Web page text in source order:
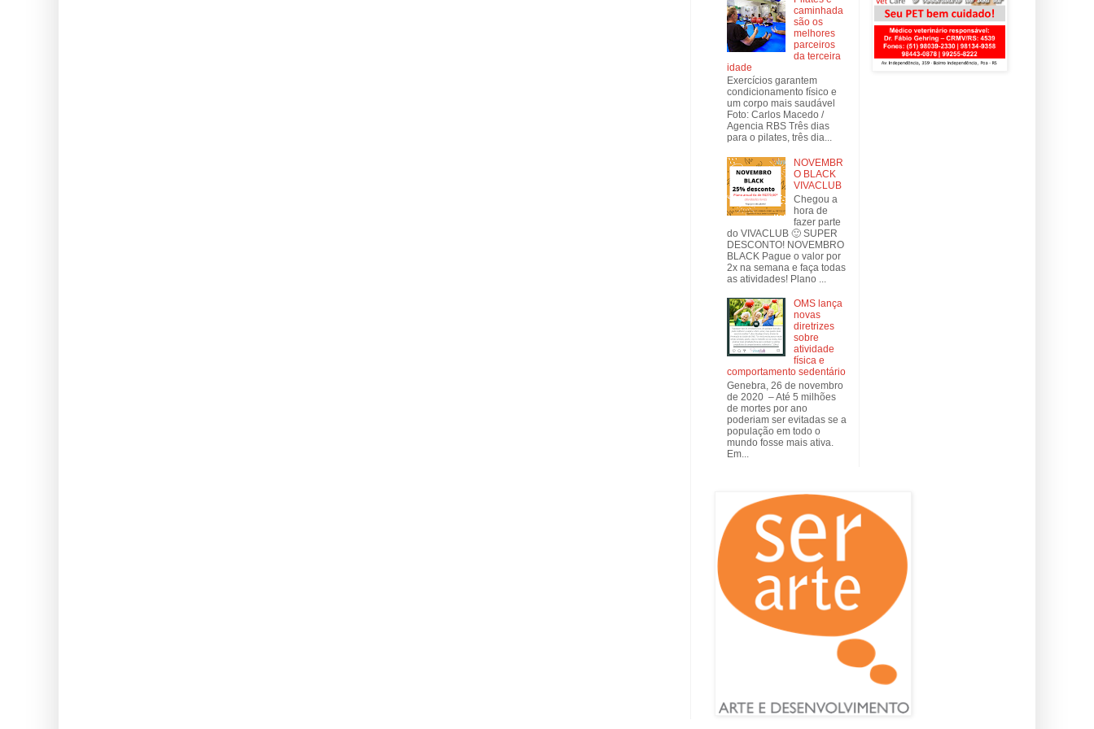
caminhada
são os
melhores
parceiros
da terceira
idade
Exercícios garantem
condicionamento físico e
um corpo mais saudável
Foto: Carlos Macedo /
Agencia RBS Três dias
para o pilates, três dia...
NOVEMBR
O BLACK
VIVACLUB
Chegou a
hora de
fazer parte
do VIVACLUB 🙂 SUPER
DESCONTO! NOVEMBRO
BLACK Pague o valor por
2x na semana e faça todas
as atividades! Plano ...
OMS lança
novas
diretrizes
sobre
atividade
física e
comportamento sedentário
Genebra, 26 de novembro
de 2020 – Até 5 milhões
de mortes por ano
poderiam ser evitadas se a
população em todo o
mundo fosse mais ativa.
Em...